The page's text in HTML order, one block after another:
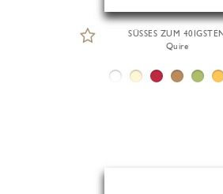
SÜSSES ZUM 40IGSTEN
Quire